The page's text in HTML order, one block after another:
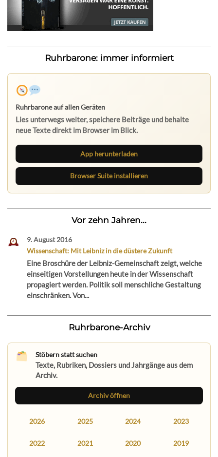
Ruhrbarone: immer informiert
Ruhrbarone auf allen Geräten
Lies unterwegs weiter, speichere Beiträge und behalte
neue Texte direkt im Browser im Blick.
App herunterladen
Browser Suite installieren
Vor zehn Jahren...
9. August 2016
Wissenschaft: Mit Leibniz in die düstere Zukunft
Eine Broschüre der Leibniz-Gemeinschaft zeigt, welche
einseitigen Vorstellungen heute in der Wissenschaft
propagiert werden. Politik soll menschliche Gestaltung
einschränken. Von...
Ruhrbarone-Archiv
Stöbern statt suchen
Texte, Rubriken, Dossiers und Jahrgänge aus dem
Archiv.
Archiv öffnen
2026 2025 2024 2023
2022 2021 2020 2019